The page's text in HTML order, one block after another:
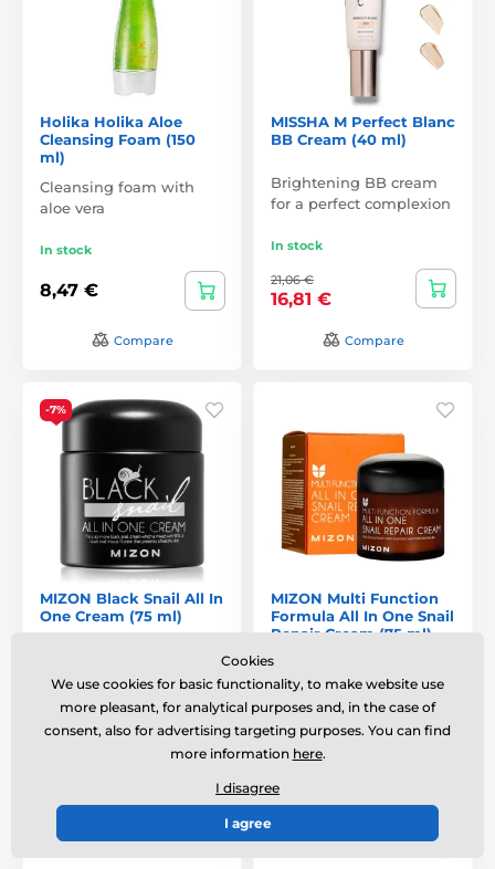
Holika Holika Aloe
Cleansing Foam (150
ml)
Cleansing foam with
aloe vera
In stock
8,47 €
Compare
MISSHA M Perfect Blanc
BB Cream (40 ml)
Brightening BB cream
for a perfect complexion
In stock
21,06 €
16,81 €
Compare
-7%
MIZON Black Snail All In
One Cream (75 ml)
snail mucin and extracts
from 27…
29,57 €
Compare
MIZON Multi Function
Formula All In One Snail
Repair Cream (75 ml)
Pleťový krém pro
komplexní péči o pleť se
šnečím slizem.
In stock
21,06 €
Compare
Cookies
We use cookies for basic functionality, to make website use
more pleasant, for analytical purposes and, in the case of
consent, also for advertising targeting purposes. You can find
more information here.
I disagree
I agree